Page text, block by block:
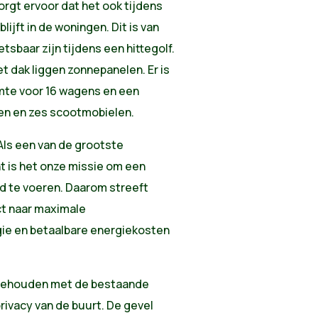
ervoor dat het ook tijdens
in de woningen. Dit is van
zijn tijdens een hittegolf.
dak liggen zonnepanelen. Er is
voor 16 wagens en een
en zes scootmobielen.
een van de grootste
is het onze missie om een
te voeren. Daarom streeft
naar maximale
en betaalbare energiekosten
met de bestaande
van de buurt. De gevel